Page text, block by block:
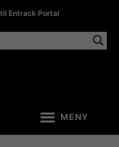
Entrack Portal